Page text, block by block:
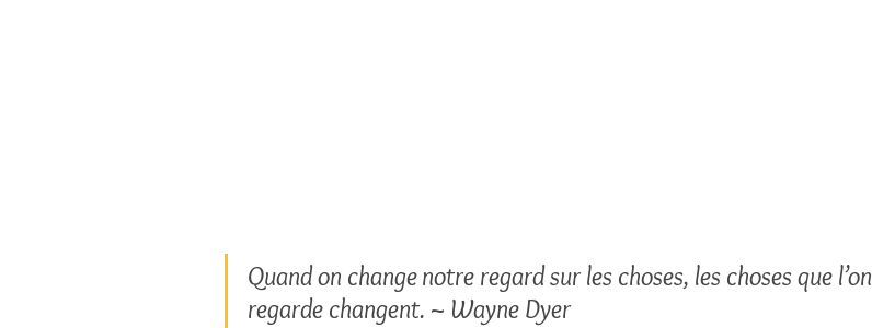
Quand on change notre regard sur les choses, les choses que l’on
regarde changent. ~ Wayne Dyer